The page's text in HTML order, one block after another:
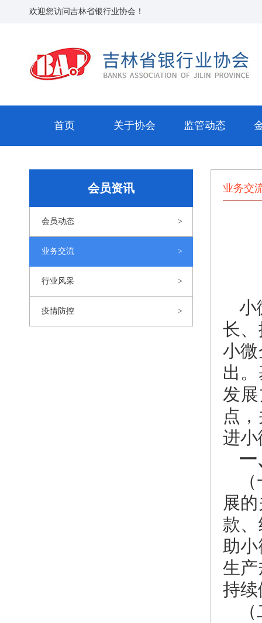
欢迎您访问吉林省银行业协会！
首页 关于协会 监管动态
会员资讯
会员动态
业务交流
行业风采
疫情防控
业务交
小
长
小
出
发
点
进小
一
展
款
助
生
持续